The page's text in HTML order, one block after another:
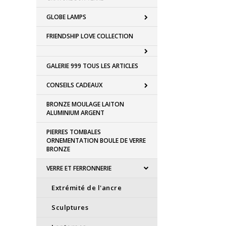
GLOBE LAMPS
FRIENDSHIP LOVE COLLECTION
GALERIE 999 TOUS LES ARTICLES
CONSEILS CADEAUX
BRONZE MOULAGE LAITON
ALUMINIUM ARGENT
PIERRES TOMBALES
ORNEMENTATION BOULE DE VERRE
BRONZE
VERRE ET FERRONNERIE
Extrémité de l'ancre
Sculptures